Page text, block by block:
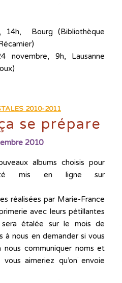
Bourg (Bibliothèque
9h, Lausanne
2010-2011
se prépare
2010
albums choisis pour
mis en ligne sur
réalisées par Marie-France
avec leurs pétillantes
sera étalée sur le mois de
à nous en demander si vous
communiquer noms et
aimeriez qu’on envoie